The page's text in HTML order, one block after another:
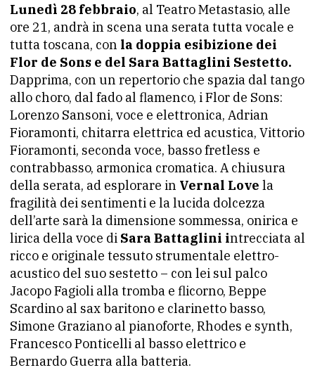
Lunedì 28 febbraio, al Teatro Metastasio, alle
ore 21, andrà in scena una serata tutta vocale e
tutta toscana, con la doppia esibizione dei
Flor de Sons e del Sara Battaglini Sestetto.
Dapprima, con un repertorio che spazia dal tango
allo choro, dal fado al flamenco, i Flor de Sons:
Lorenzo Sansoni, voce e elettronica, Adrian
Fioramonti, chitarra elettrica ed acustica, Vittorio
Fioramonti, seconda voce, basso fretless e
contrabbasso, armonica cromatica. A chiusura
della serata, ad esplorare in Vernal Love la
fragilità dei sentimenti e la lucida dolcezza
dell’arte sarà la dimensione sommessa, onirica e
lirica della voce di Sara Battaglini intrecciata al
ricco e originale tessuto strumentale elettro-
acustico del suo sestetto – con lei sul palco
Jacopo Fagioli alla tromba e flicorno, Beppe
Scardino al sax baritono e clarinetto basso,
Simone Graziano al pianoforte, Rhodes e synth,
Francesco Ponticelli al basso elettrico e
Bernardo Guerra alla batteria.